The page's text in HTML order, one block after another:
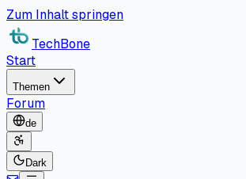
Zum Inhalt springen
TechBone
Start
Themen
Forum
de
Dark